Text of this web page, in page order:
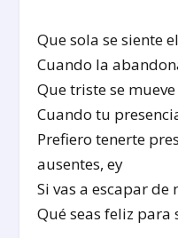
Que sola se siente
Cuando la
Que triste se
Cuando tu
Prefiero tenerte
ausentes, ey
Si vas a escapar de
Qué seas feliz para